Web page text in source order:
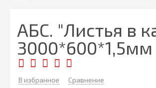
АБС. "Листья в
3000*600*1,5мм
В избранное Сравнение